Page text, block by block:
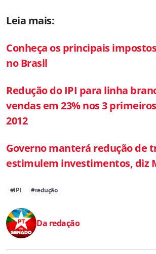
Leia mais:
Conheça os principais
no Brasil
Redução do IPI para linha
vendas em 23% nos 3
2012
Governo manterá redução de
estimulem investimentos, diz
#IPI #redução
Da redação